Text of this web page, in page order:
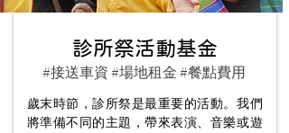
診所祭活動基金
#接送車資 #場地租金 #餐點費用
歲末時節，診所祭是最重要的活動。我們
將準備不同的主題，帶來表演、音樂或遊